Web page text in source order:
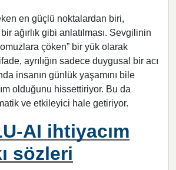
en güçlü noktalardan biri,
ağırlık gibi anlatılması. Sevgilinin
çöken” bir yük olarak
ayrılığın sadece duygusal bir acı
insanın günlük yaşamını bile
olduğunu hissettiriyor. Bu da
ve etkileyici hale getiriyor.
AI ihtiyacım
sözleri